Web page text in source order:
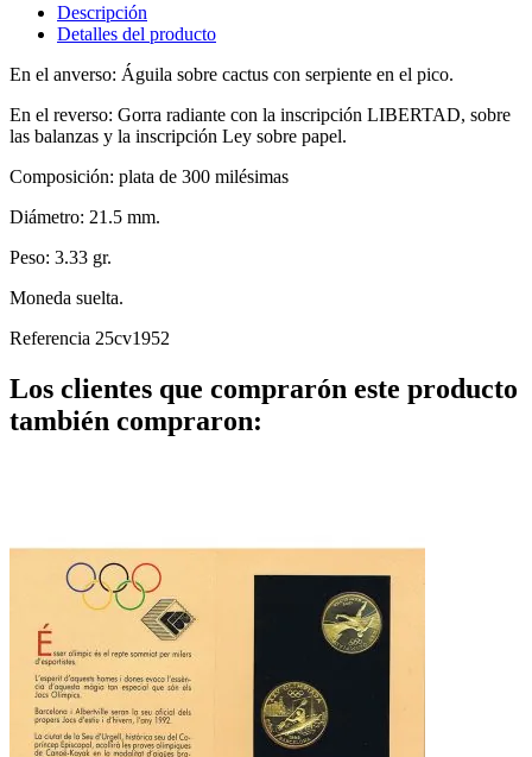
Descripción
Detalles del producto
En el anverso: Águila sobre cactus con serpiente en el pico.
En el reverso: Gorra radiante con la inscripción LIBERTAD, sobre
las balanzas y la inscripción Ley sobre papel.
Composición: plata de 300 milésimas
Diámetro: 21.5 mm.
Peso: 3.33 gr.
Moneda suelta.
Referencia 25cv1952
Los clientes que comprarón este producto
también compraron: